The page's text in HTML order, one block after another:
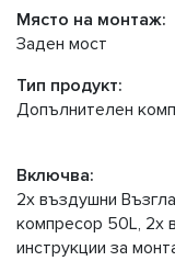
Място на монтаж:
Заден мост
Тип продукт:
Допълнителен
Включва:
2x въздушни
компресор 50L, 2x
инструкции за